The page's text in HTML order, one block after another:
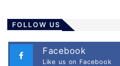
FOLLOW US
Facebook
Like us on Facebook